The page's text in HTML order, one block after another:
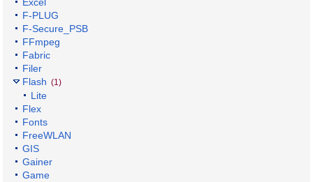
Excel
F-PLUG
F-Secure_PSB
FFmpeg
Fabric
Filer
Flash (1)
Lite
Flex
Fonts
FreeWLAN
GIS
Gainer
Game